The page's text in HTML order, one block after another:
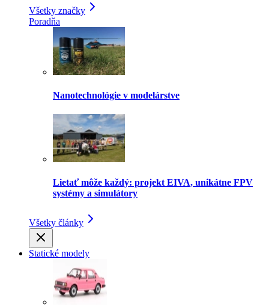
Všetky značky
Poradňa
Nanotechnológie v modelárstve
Lietať môže každý: projekt EIVA, unikátne FPV
systémy a simulátory
Všetky články
Statické modely